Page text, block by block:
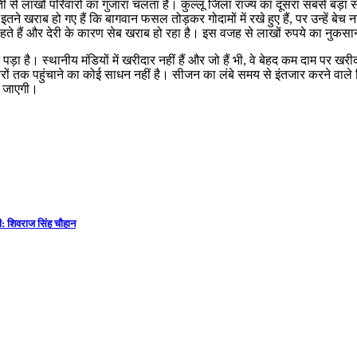
लाखों परिवारों का गुजारा चलता है। कुल्लू जिला राज्य का दूसरा सबसे
खराब हो गए हैं कि बागवान फसल तोड़कर गोदामों में रखे हुए हैं, पर उन्हें बेच
हैं और देरी के कारण सेब खराब हो रहा है। इस वजह से लाखों रुपये का
है। स्थानीय मंडियों में खरीदार नहीं हैं और जो हैं भी, वे बेहद कम दाम पर
तक पहुंचाने का कोई साधन नहीं है। सीजन का लंबे समय से इंतजार करने वाले
सिंह चौहान